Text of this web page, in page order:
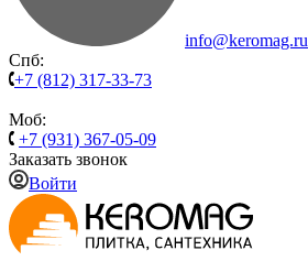
info@keromag.ru
Спб:
+7 (812) 317-33-73
Моб:
+7 (931) 367-05-09
Заказать звонок
Войти